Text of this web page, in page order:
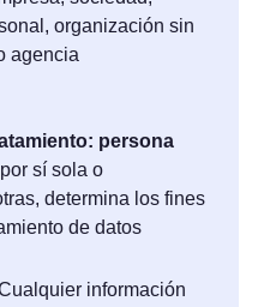
organización sin
agencia
persona
sí sola o
determina los fines
de datos
información